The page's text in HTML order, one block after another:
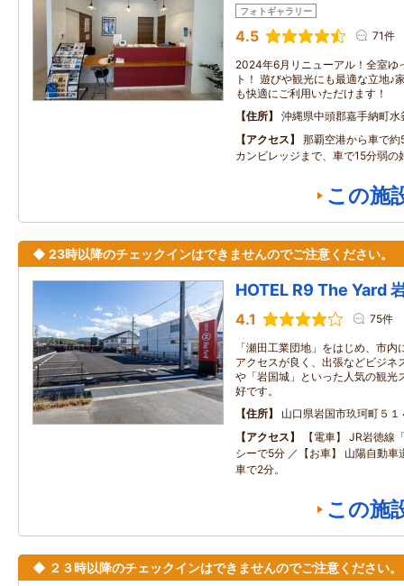
フォトギャラリー
4.5 71件
2024年6月リニューアル！全室ゆ
ト！ 遊びや観光にも最適な立地♪
も快適にご利用いただけます！
住所
沖縄県中頭郡嘉手納町
アクセス
那覇空港から車で
カンビレッジまで、車で15分弱の
この施
◆ 23時以降のチェックインはできませんのでご注意ください。
HOTEL R9 The Yard
4.1 75件
「瀬田工業団地」をはじめ、市
アクセスが良く、出張などビジネ
や「岩国城」といった人気の観光
好です。
住所
山口県岩国市玖珂町５１
アクセス
【電車】 JR岩徳線
シーで5分 ／【お車】 山陽自動車
車で2分。
この施
◆ ２３時以降のチェックインはできませんのでご注意ください。